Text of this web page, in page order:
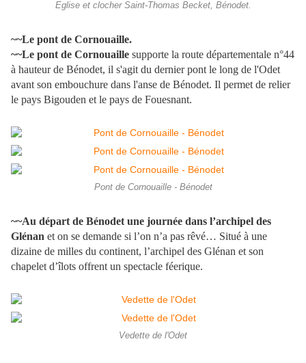
Eglise et clocher Saint-Thomas Becket, Bénodet.
~~Le pont de Cornouaille.
~~Le pont de Cornouaille supporte la route départementale n°44
à hauteur de Bénodet, il s'agit du dernier pont le long de l'Odet
avant son embouchure dans l'anse de Bénodet. Il permet de relier
le pays Bigouden et le pays de Fouesnant.
Pont de Cornouaille - Bénodet
~~Au départ de Bénodet une journée dans l’archipel des
Glénan et on se demande si l’on n’a pas rêvé… Situé à une
dizaine de milles du continent, l’archipel des Glénan et son
chapelet d’îlots offrent un spectacle féerique.
Vedette de l'Odet